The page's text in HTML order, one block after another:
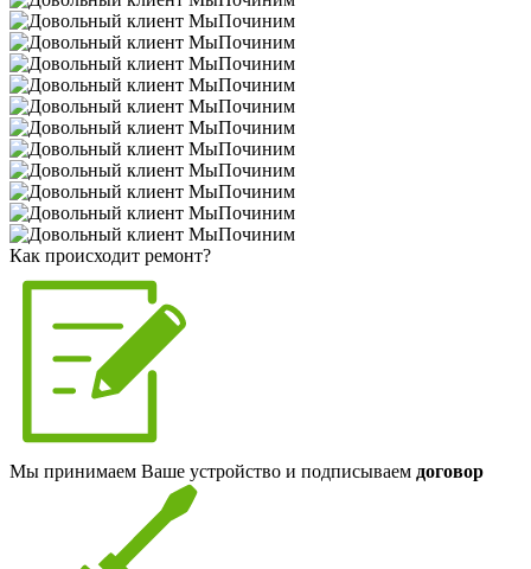
Как происходит ремонт?
Мы принимаем Ваше устройство и подписываем договор